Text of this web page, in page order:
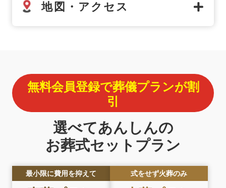
地図・アクセス
無料会員登録で葬儀プランが割
引
選べてあんしんの
お葬式セットプラン
最小限に費用を抑えて 式をせず火葬のみ